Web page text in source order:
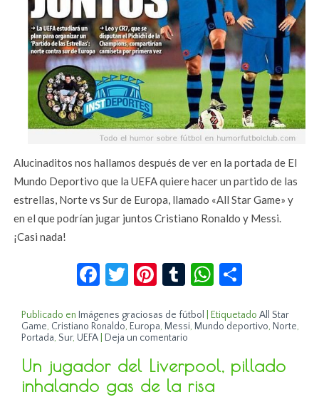
Alucinaditos nos hallamos después de ver en la portada de El
Mundo Deportivo que la UEFA quiere hacer un partido de las
estrellas, Norte vs Sur de Europa, llamado «All Star Game» y
en el que podrían jugar juntos Cristiano Ronaldo y Messi.
¡Casi nada!
Facebook
Twitter
Pinterest
TumblrWhatsApp
Publicado en Imágenes graciosas de fútbol Etiquetado All Star
Game, Cristiano Ronaldo, Europa, Messi, Mundo deportivo, Norte,
Portada, Sur, UEFA Deja un comentario
Un jugador del Liverpool, pillado
inhalando gas de la risa